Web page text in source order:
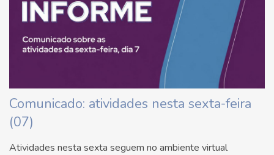
Comunicado: atividades nesta sexta-feira
(07)
Atividades nesta sexta seguem no ambiente virtual